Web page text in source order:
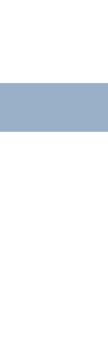
und die